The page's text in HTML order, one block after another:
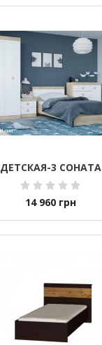
ДЕТСКАЯ-3 СОНАТА
14 960 грн